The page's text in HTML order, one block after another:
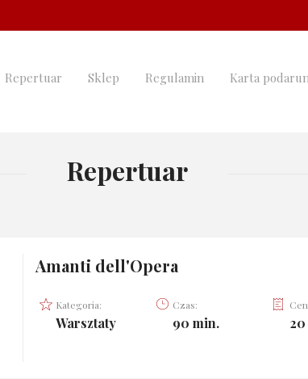
Repertuar Sklep Regulamin Karta
Repertuar
Amanti dell'Opera
Kategoria:
Warsztaty
Czas:
90 min. 20